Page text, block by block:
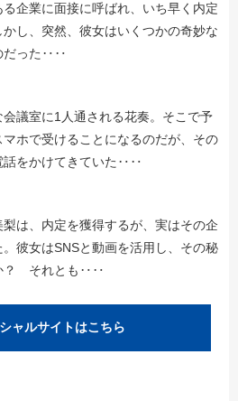
企業に面接に呼ばれ、いち早く内定
し、突然、彼女はいくつかの奇妙な
だった‥‥
議室に1人通される花奏。そこで予
ホで受けることになるのだが、その
話をかけてきていた‥‥
は、内定を獲得するが、実はその企
彼女はSNSと動画を活用し、その秘
？ それとも‥‥
ャルサイトはこちら